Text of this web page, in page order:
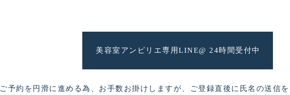
美容室アンピリエ専用LINE@ 24時間受付中
ご予約を円滑に進める為、お手数お掛けしますが、 ご登録直後に氏名の送信